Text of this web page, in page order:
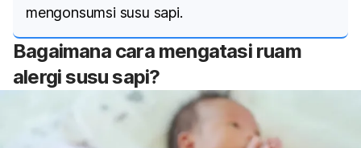
mengonsumsi susu sapi.
Bagaimana cara mengatasi ruam
alergi susu sapi?